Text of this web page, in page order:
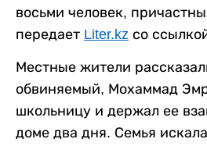
восьми человек,
передает Liter.kz со
Местные жители
обвиняемый, Мохаммад
школьницу и держал ее
доме два дня. Семья